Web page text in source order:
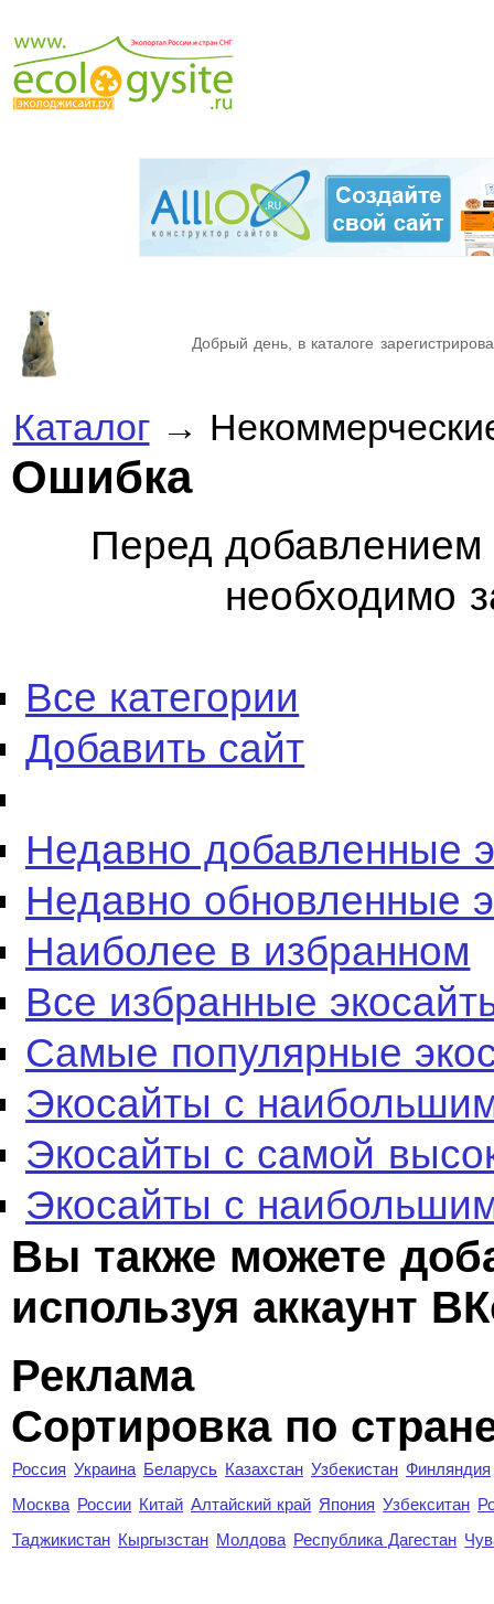
Добрый день, в каталоге
Каталог→ Некоммерческие
Ошибка
Перед добавлением
необходимо
Все категории
Добавить сайт
Недавно добавленные
Недавно обновленные
Наиболее в избранном
Все избранные
Самые популярные
Экосайты с
Экосайты с самой
Экосайты с
Вы также можете
используя аккаунт
Реклама
Сортировка по
Россия Украина Беларусь Казахстан Узбекистан Финляндия
Москва России Китай Алтайский край Япония Узбекситан
Таджикистан Кыргызстан Молдова Республика Дагестан